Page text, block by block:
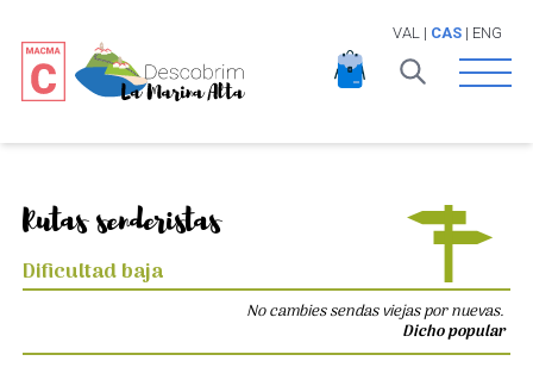
VAL | CAS| ENG
Open
Rutas senderistas
Dificultad baja
No cambies sendas viejas por nuevas.
Dicho popular